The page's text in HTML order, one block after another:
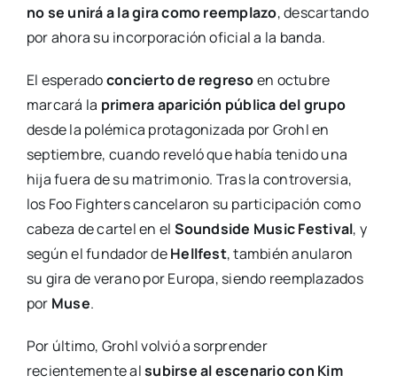
no se unirá a la gira como reemplazo, descartando
por ahora su incorporación oficial a la banda.
El esperadoconcierto de regresoen octubre
marcará la primera aparición pública del grupo
desde la polémica protagonizada por Grohl en
septiembre, cuando reveló que había tenido una
hija fuera de su matrimonio. Tras la controversia,
los Foo Fighters cancelaron su participación como
cabeza de cartel en el Soundside Music Festival, y
según el fundador deHellfest, también anularon
su gira de verano por Europa, siendo reemplazados
por Muse.
Por último, Grohl volvió a sorprender
recientemente alsubirse al escenario con Kim